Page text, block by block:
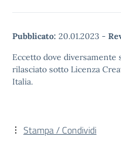
Pubblicato: 20.01.2023 -
Eccetto dove diversamente
rilasciato sotto Licenza
Italia.
Stampa / Condividi